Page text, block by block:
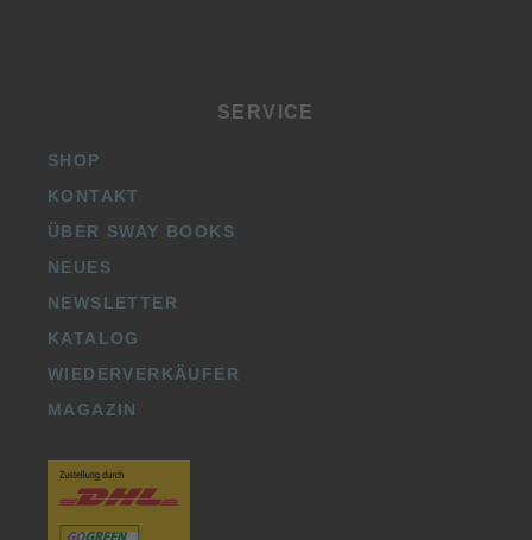
SERVICE
SHOP
KONTAKT
ÜBER SWAY BOOKS
NEUES
NEWSLETTER
KATALOG
WIEDERVERKÄUFER
MAGAZIN